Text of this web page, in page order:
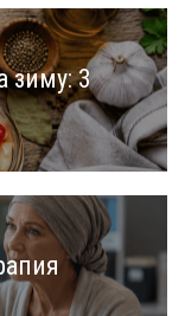
зиму: 3